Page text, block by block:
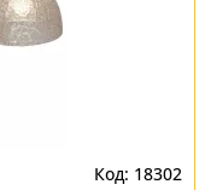
18302